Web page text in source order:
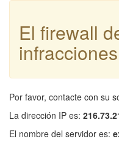
El firewall
Por favor, contacte con su
La dirección IP es:
El nombre del servidor es: